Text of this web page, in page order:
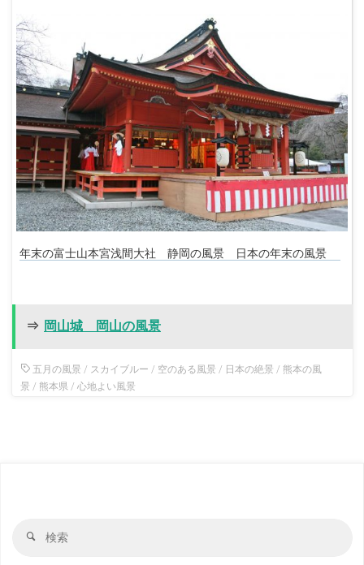
年末の富士山本宮浅間大社 静岡の風景 日本の年末の風景
⇒ 岡山城 岡山の風景
五月の風景 / スカイブルー / 空のある風景 / 日本の絶景 / 熊本の風
景 / 熊本県/ 心地よい風景
検